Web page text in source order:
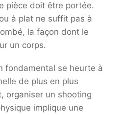
pièce doit être portée.
à plat ne suffit pas à
la façon dont le
un corps.
fondamental se heurte à
de plus en plus
organiser un shooting
implique une